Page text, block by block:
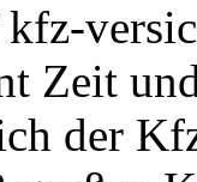
Zeit
der